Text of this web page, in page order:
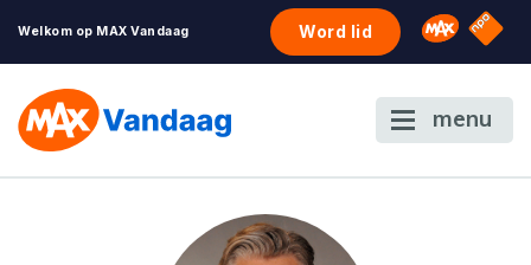
Welkom op MAX Vandaag Word lid Omroep
NPO
menu